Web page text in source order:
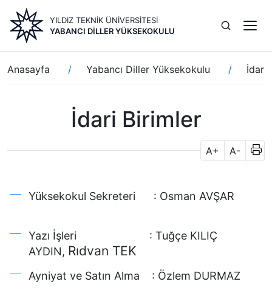
içeriğe
atla
YILDIZ TEKNİK ÜNİVERSİTESİ
YABANCI DILLER YÜKSEKOKULU
Sayfa
yolu
Anasayfa Yabancı Diller Yüksekokulu İdari
İdari Birimler
A+ A-
Yüksekokul Sekreteri : Osman AVŞAR
Yazı İşleri : Tuğçe KILIÇ
AYDIN, Rıdvan TEK
Ayniyat ve Satın Alma : Özlem DURMAZ